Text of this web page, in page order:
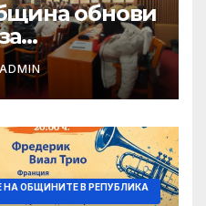
обнови
Call
ADMIN
ОБЩИНИТЕ В РЕПУБЛИКА